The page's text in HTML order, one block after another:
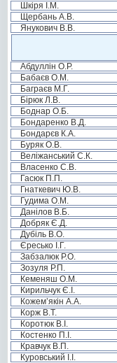
Шкіря І.М.
Щербань А.В.
Янукович В.В.
Абдуллін О.Р.
Бабаєв О.М.
Баграєв М.Г.
Бірюк Л.В.
Боднар О.Б.
Бондаренко В.Д.
Бондарєв К.А.
Буряк О.В.
Веліжанський С.К.
Власенко С.В.
Гасюк П.П.
Гнаткевич Ю.В.
Гудима О.М.
Данілов В.Б.
Добряк Є.Д.
Дубіль В.О.
Єресько І.Г.
Забзалюк Р.О.
Зозуля Р.П.
Кеменяш О.М.
Кирильчук Є.І.
Кожем’якін А.А.
Корж В.Т.
Коротюк В.І.
Костенко П.І.
Кравчук В.П.
Куровський І.І.